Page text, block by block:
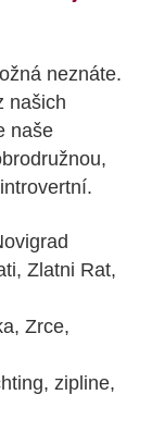
neznáte.
našich
naše
Zlatni Rat,
Zrce,
zipline,